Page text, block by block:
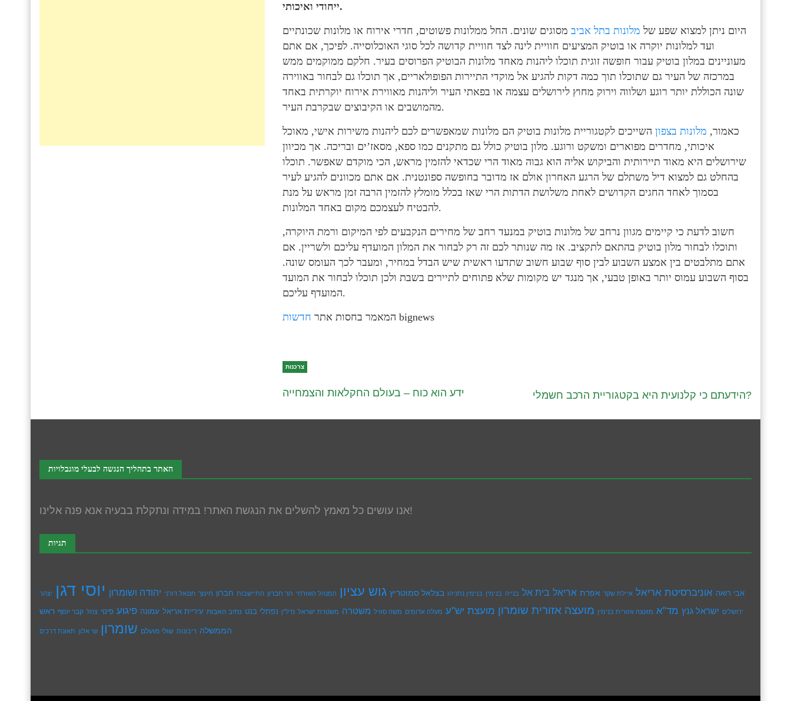
ייחודי ואיכותי.
היום ניתן למצוא שפע של מלונות בתל אביבמסוגים שונים. החל ממלונות פשוטים, חדרי אירוח או מלונות שכונתיים
ועד למלונות יוקרה או בוטיק המציעים חוויית לינה לצד חוויית קדושה לכל סוגי האוכלוסייה. לפיכך, אם אתם
מעוניינים במלון בוטיק עבור חופשה זוגית תוכלו ליהנות מאחד מלונות הבוטיק הפרוסים בעיר. חלקם ממוקמים ממש
במרכזה של העיר גם שתוכלו תוך כמה דקות להגיע אל מוקדי התיירות הפופולאריים, אך תוכלו גם לבחור באווירה
שונה הכוללת יותר רוגע ושלווה וירוק מחוץ לירושלים עצמה או בפאתי העיר וליהנות מאווירת אירוח יוקרתית באחד
מהמושבים או הקיבוצים שבקרבת העיר.
כאמור, מלונות בצפוןהשייכים לקטגוריית מלונות בוטיק הם מלונות שמאפשרים לכם ליהנות משירות אישי, מאוכל
איכותי, מחדרים מפוארים ומשקט ורוגע. מלון בוטיק כולל גם מתקנים כמו ספא, מסאז’ים ובריכה. אך מכיוון
שירושלים היא מאוד תיירותית והביקוש אליה הוא גבוה מאוד הרי שכדאי להזמין מראש, הכי מוקדם שאפשר. תוכלו
בהחלט גם למצוא דיל משתלם של הרגע האחרון אולם אז מדובר בחופשה ספונטנית. אם אתם מכוונים להגיע לעיר
בסמוך לאחד החגים הקדושים לאחת משלושת הדתות הרי שאז בכלל מומלץ להזמין הרבה זמן מראש על מנת
להבטיח לעצמכם מקום באחד המלונות.
חשוב לדעת כי קיימים מגוון נרחב של מלונות בוטיק במנעד רחב של מחירים הנקבעים לפי המיקום ורמת היוקרה,
ותוכלו לבחור מלון בוטיק בהתאם לתקציב. אז מה שנותר לכם זה רק לבחור את המלון המועדף עליכם ולשריין. אם
אתם מתלבטים בין אמצע השבוע לבין סוף שבוע חשוב שתדעו ראשית שיש הבדל במחיר, ומעבר לכך העומס שונה.
בסוף השבוע עמוס יותר באופן טבעי, אך מנגד יש מקומות שלא פתוחים לתיירים בשבת ולכן תוכלו לבחור את המועד
המועדף עליכם.
המאמר בחסות אתר חדשות bignews
צרכנות
ידע הוא כוח – בעולם החקלאות והצמחייה הידעתם כי קלנועית היא בקטגוריית הרכב חשמלי?
האתר בתהליך הנגשה לבעלי מוגבלויות
אנו עושים כל מאמץ להשלים את הנגשת האתר! במידה ונתקלת בבעיה אנא פנה אלינו!
תגיות
אבי רואה אוניברסיטת אריאל איילת שקד אפרת אריאל בית אל בנייה בנימין בנימין נתניהו בצלאל סמוטריץ גוש עציון המנהל האזרחי הר חברון התיישבות חברון חינוך חננאל דורני יהודה ושומרון יוסי דגן יצהר
ירושלים ישראל גנץ מד"א מועצה אזורית בנימין מועצה אזורית שומרון מועצת יש''ע מעלה אדומים משה סוויל משטרה משטרת ישראל נדל''ן נפתלי בנט נתיב האבות עיריית אריאל עמונה פיגוע פינוי צהל קבר יוסף ראש
הממשלה ריבונות שולי מועלם שומרון שי אלון תאונת דרכים